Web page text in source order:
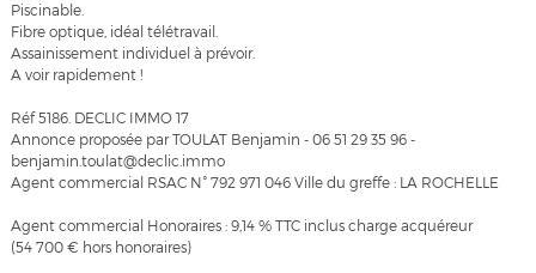
Piscinable.
Fibre optique, idéal télétravail.
Assainissement individuel à prévoir.
A voir rapidement !
Réf 5186. DECLIC IMMO 17
Annonce proposée par TOULAT Benjamin - 06 51 29 35 96 -
benjamin.toulat@declic.immo
Agent commercial RSAC N° 792 971 046 Ville du greffe : LA ROCHELLE
Agent commercial Honoraires : 9,14 % TTC inclus charge acquéreur
(54 700 € hors honoraires)